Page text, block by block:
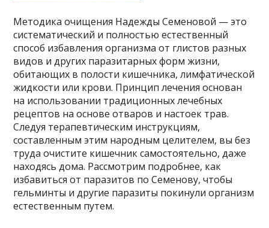
Методика очищения Надежды Семеновой — это
систематический и полностью естественный
способ избавления организма от глистов разных
видов и других паразитарных форм жизни,
обитающих в полости кишечника, лимфатической
жидкости или крови. Принцип лечения основан
на использовании традиционных лечебных
рецептов на основе отваров и настоек трав.
Следуя терапевтическим инструкциям,
составленным этим народным целителем, вы без
труда очистите кишечник самостоятельно, даже
находясь дома. Рассмотрим подробнее, как
избавиться от паразитов по Семенову, чтобы
гельминты и другие паразиты покинули организм
естественным путем.